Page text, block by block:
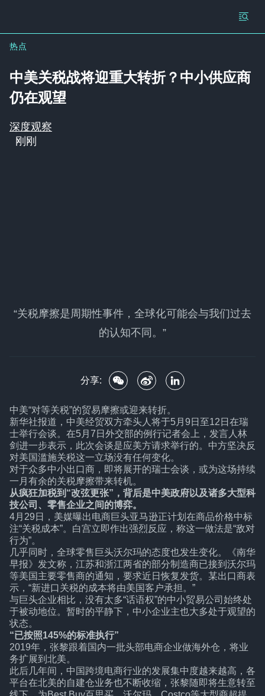
热点
中美关税战将迎重大转折？中小供应商
仍在观望
深度观察
刚刚
“关税摩擦是周期性事件，全球化可能会与我们过去
的认知不同。”
分享:
中美“对等关税”的贸易摩擦或迎来转折。
新华社报道，中美经贸双方牵头人将于5月9日至12日在瑞
士举行会谈。在5月7日外交部的例行记者会上，发言人林
剑进一步表示，此次会谈是应美方请求举行的。中方坚决反
对美国滥施关税这一立场没有任何变化。
对于众多中小出口商，即将展开的瑞士会谈，或为这场持续
一月有余的关税摩擦带来转机。
从疯狂加税到“改弦更张”，背后是中美政府以及诸多大型科
技公司、零售企业之间的博弈。
4月29日，美媒曝出电商巨头亚马逊正计划在商品价格中标
注“关税成本”。白宫立即作出强烈反应，称这一做法是“敌对
行为”。
几乎同时，全球零售巨头沃尔玛的态度也发生变化。《南华
早报》发文称，江苏和浙江两省的部分制造商已接到沃尔玛
等美国主要零售商的通知，要求近日恢复发货。某出口商表
示，“新进口关税的成本将由美国客户承担。”
与巨头企业相比，没有太多“话语权”的中小贸易公司始终处
于被动地位。暂时的平静下，中小企业主也大多处于观望的
状态。
“已按照145%的标准执行”
2019年，张黎跟着国内一批头部电商企业做海外仓，将业
务扩展到北美。
此后几年间，中国跨境电商行业的发展集中度越来越高，各
平台在北美的自建仓业务也不断收缩，张黎随即将生意转至